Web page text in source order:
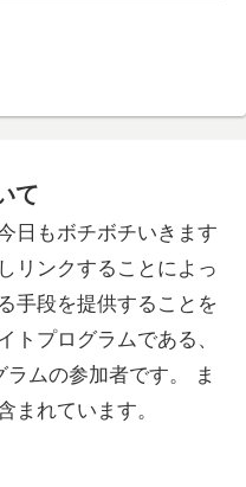
て
日もボチボチいきます
リンクすることによっ
手段を提供することを
トプログラムである、
ムの参加者です。 ま
まれています。